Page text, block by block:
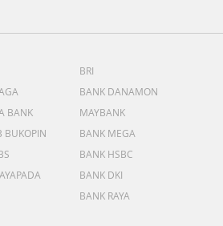
BRI
BANK DANAMON
BANK
MAYBANK
BUKOPIN
BANK MEGA
BANK HSBC
BANK DKI
BANK RAYA